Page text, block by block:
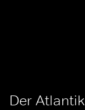
Der